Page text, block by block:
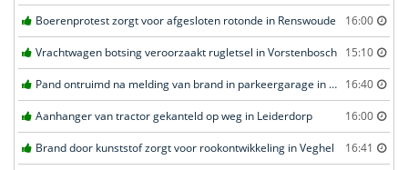
Boerenprotest zorgt voor afgesloten rotonde in Renswoude 16:00
Vrachtwagen botsing veroorzaakt rugletsel in Vorstenbosch 15:10
Pand ontruimd na melding van brand in parkeergarage in Leeuwarden 16:40
Aanhanger van tractor gekanteld op weg in Leiderdorp 16:00
Brand door kunststof zorgt voor rookontwikkeling in Veghel 16:41